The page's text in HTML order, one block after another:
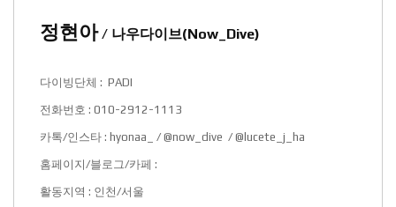
정현아/ 나우다이브(Now_Dive)
다이빙단체 : PADI
전화번호 : 010-2912-1113
카톡/인스타 : hyonaa_ / @now_dive / @lucete_j_ha
홈페이지/블로그/카페 :
활동지역 : 인천/서울